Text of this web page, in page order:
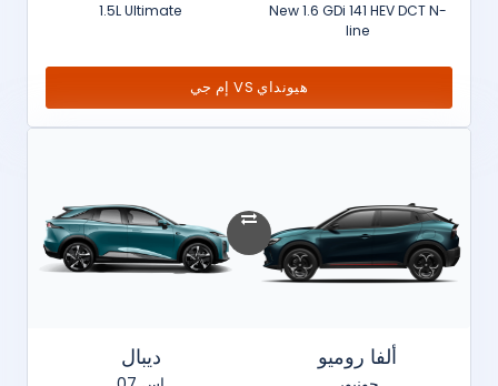
New 1.6 GDi 141 HEV DCT N-
line
1.5L Ultimate
هيونداي VS إم جي
ألفا روميو ديبال